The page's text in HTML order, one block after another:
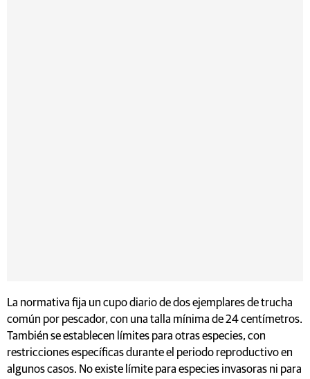
La normativa fija un cupo diario de dos ejemplares de trucha
común por pescador, con una talla mínima de 24 centímetros.
También se establecen límites para otras especies, con
restricciones específicas durante el periodo reproductivo en
algunos casos. No existe límite para especies invasoras ni para